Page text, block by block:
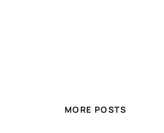
MORE POSTS